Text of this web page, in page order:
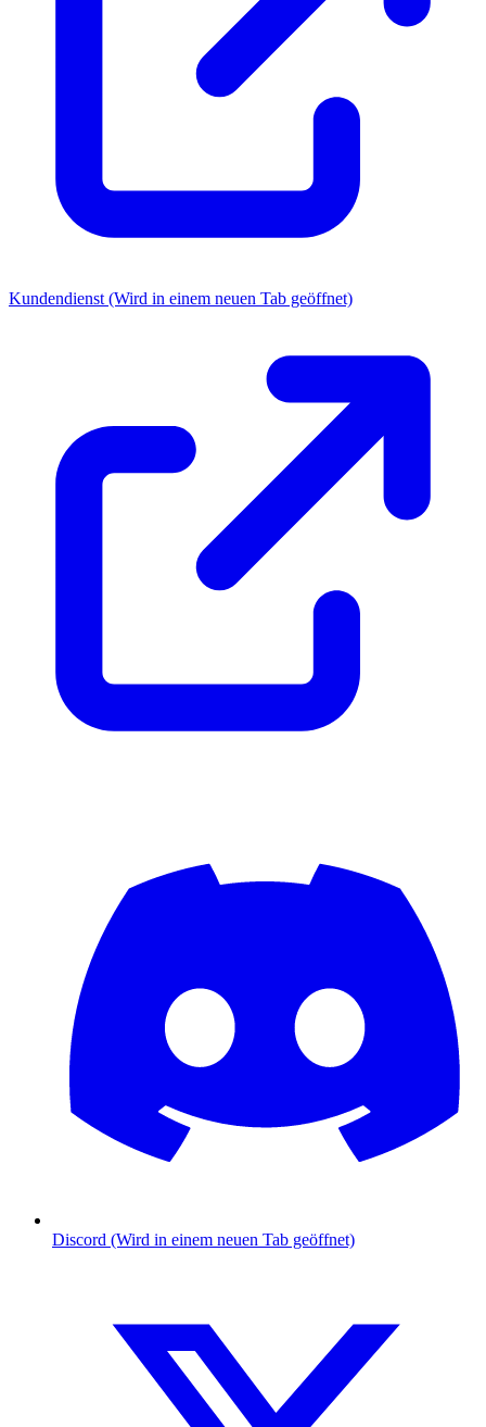
Kundendienst (Wird in einem neuen Tab geöffnet)
Discord (Wird in einem neuen Tab geöffnet)